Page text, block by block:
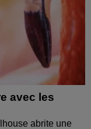
avec les
abrite une